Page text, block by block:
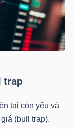
trap
tại còn yếu và
(bull trap).
chỉ quỹ